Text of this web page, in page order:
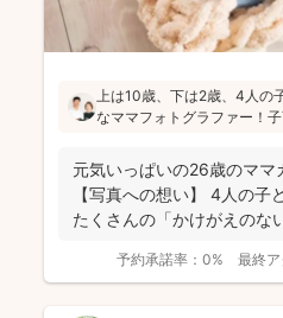
上は10歳、下は2歳、4人の
なママフォトグラファー！
ちを大切にしています！お
喋りしながら楽しく撮影して
元気いっぱいの26歳のマ
【写真への想い】 4人の子
たくさんの「かけがえのな
予約承諾率： 0% 最終ア